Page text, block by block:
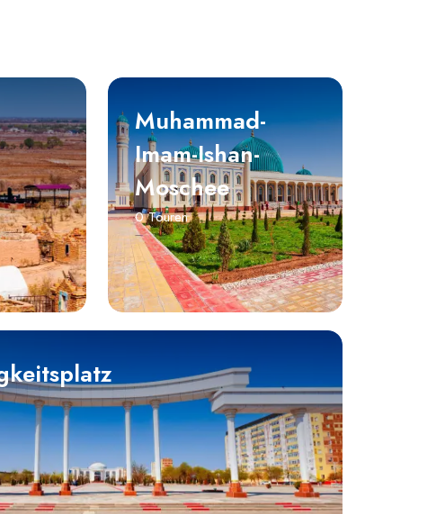
Muhammad-
Imam-Ishan-
Moschee
0 Touren